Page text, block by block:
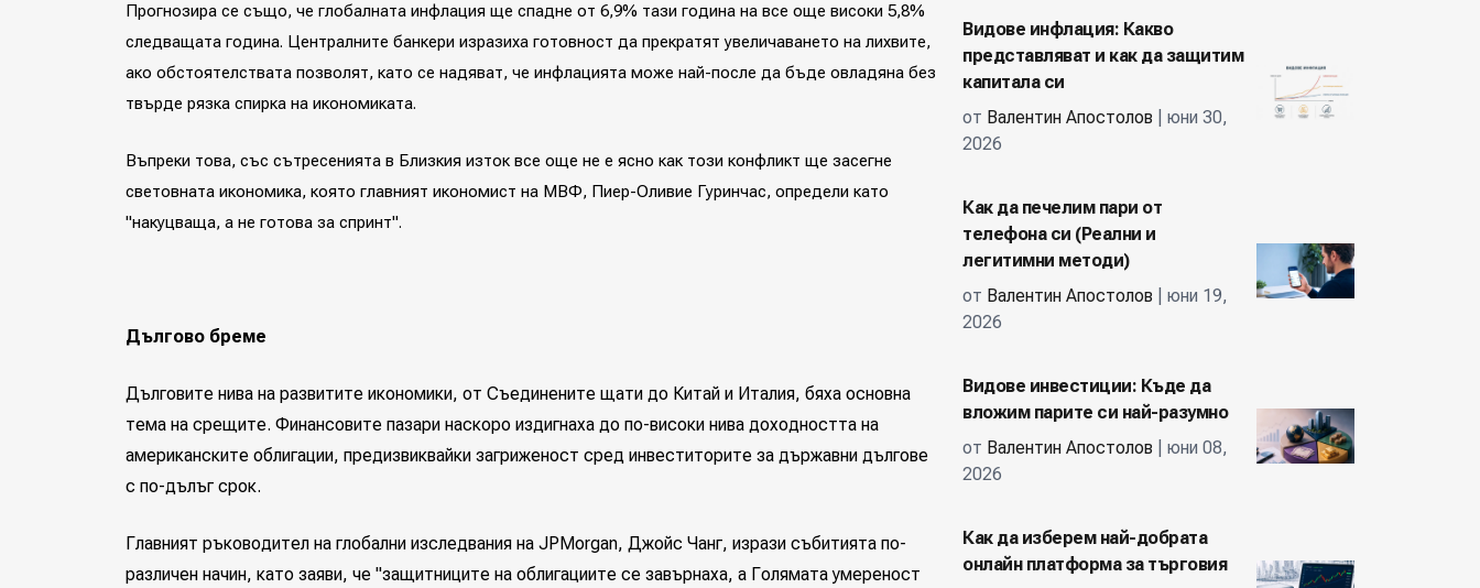
Прогнозира се също, че глобалната инфлация ще спадне от 6,9% тази година на все още високи 5,8%
следващата година. Централните банкери изразиха готовност да прекратят увеличаването на лихвите,
ако обстоятелствата позволят, като се надяват, че инфлацията може най-после да бъде овладяна без
твърде рязка спирка на икономиката.
Въпреки това, със сътресенията в Близкия изток все още не е ясно как този конфликт ще засегне
световната икономика, която главният икономист на МВФ, Пиер-Оливие Гуринчас, определи като
"накуцваща, а не готова за спринт".
Дългово бреме
Дълговите нива на развитите икономики, от Съединените щати до Китай и Италия, бяха основна
тема на срещите. Финансовите пазари наскоро издигнаха до по-високи нива доходността на
американските облигации, предизвиквайки загриженост сред инвеститорите за държавни дългове
с по-дълъг срок.
Главният ръководител на глобални изследвания на JPMorgan, Джойс Чанг, изрази събитията по-
различен начин, като заяви, че "защитниците на облигациите се завърнаха, а Голямата умереност
Видове инфлация: Какво
представляват и как да защитим
капитала си
от Валентин Апостолов | юни 30,
2026
Как да печелим пари от
телефона си (Реални и
легитимни методи)
от Валентин Апостолов | юни 19,
2026
Видове инвестиции: Къде да
вложим парите си най-разумно
от Валентин Апостолов | юни 08,
2026
Как да изберем най-добрата
онлайн платформа за търговия